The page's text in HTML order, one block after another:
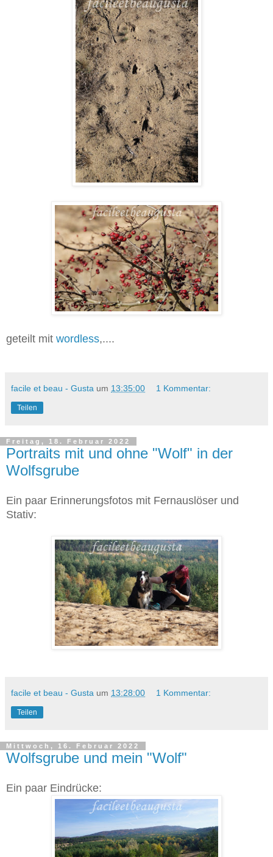
geteilt mit wordless,....
facile et beau - Gusta um 13:35:00 1 Kommentar:
Teilen
Freitag, 18. Februar 2022
Portraits mit und ohne "Wolf" in der
Wolfsgrube
Ein paar Erinnerungsfotos mit Fernauslöser und
Stativ:
facile et beau - Gusta um 13:28:00 1 Kommentar:
Teilen
Mittwoch, 16. Februar 2022
Wolfsgrube und mein "Wolf"
Ein paar Eindrücke: